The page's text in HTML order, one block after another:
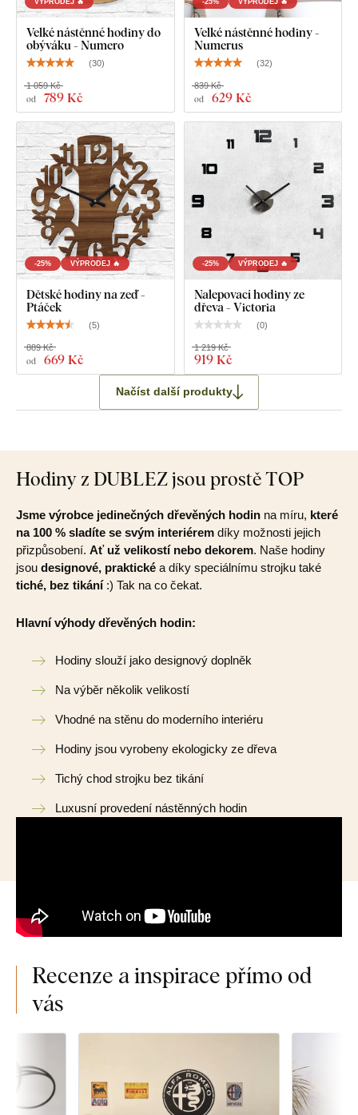
Černé ocelové ručičky s matným povrchem
Návod na montáž
VÝPRODEJ 🔥
Velké nástěnné hodiny do
obýváku - Numero
(30)
od 789 Kč
1 059 Kč
-25% VÝPRODEJ 🔥
Velké nástěnné hodiny -
Numerus
(32)
od 629 Kč
839 Kč
-25% VÝPRODEJ 🔥
Dětské hodiny na zeď -
Ptáček
(5)
od 669 Kč
889 Kč
-25% VÝPRODEJ 🔥
Nalepovací hodiny ze
dřeva - Victoria
(0)
919 Kč
1 219 Kč
Načíst další produkty
Hodiny z DUBLEZ jsou prostě TOP
Jsme výrobce jedinečných dřevěných hodin na míru, které
na 100 % sladíte se svým interiérem díky možnosti jejich
přizpůsobení. Ať už velikostí nebo dekorem. Naše hodiny
jsou designové, praktické a díky speciálnímu strojku také
tiché, bez tikání:) Tak na co čekat.
Hlavní výhody dřevěných hodin:
Hodiny slouží jako designový doplněk
Na výběr několik velikostí
Vhodné na stěnu do moderního interiéru
Hodiny jsou vyrobeny ekologicky ze dřeva
Tichý chod strojku bez tikání
Luxusní provedení nástěnných hodin
Recenze a inspirace přímo od
vás